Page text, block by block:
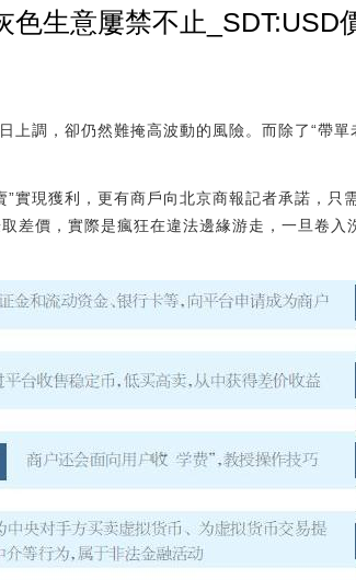
色生意屢禁不止_SDT:USD
上調，卻仍然難掩高波動的風險。而除了“帶
實現獲利，更有商戶向北京商報記者承諾，只
差價，實際是瘋狂在違法邊緣游走，一旦卷